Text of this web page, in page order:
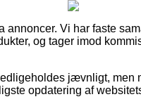
annoncer. Vi har faste
og tager imod
jævnligt, men
opdatering af